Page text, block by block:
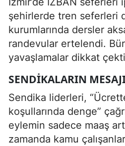
şehirlerde tren seferleri
kurumlarında dersler
randevular ertelendi.
yavaşlamalar dikkat
SENDIKALARIN
Sendika liderleri,
koşullarında denge”
eylemin sadece maaş
zamanda kamu